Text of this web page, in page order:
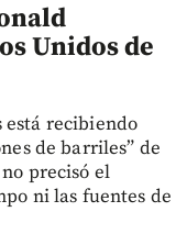
Unidos de
está recibiendo
de barriles” de
precisó el
ni las fuentes de